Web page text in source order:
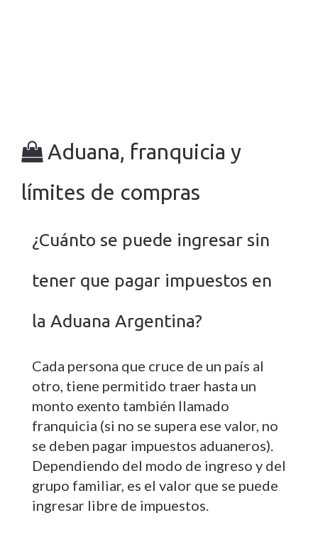
Aduana, franquicia y
límites de compras
¿Cuánto se puede ingresar sin
tener que pagar impuestos en
la Aduana Argentina?
Cada persona que cruce de un país al
otro, tiene permitido traer hasta un
monto exento también llamado
franquicia (si no se supera ese valor, no
se deben pagar impuestos aduaneros).
Dependiendo del modo de ingreso y del
grupo familiar, es el valor que se puede
ingresar libre de impuestos.